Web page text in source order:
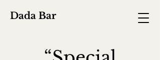
Dada Bar